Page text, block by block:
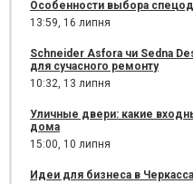
Особенности выбора
13:59, 16 липня
Schneider Asfora чи Sedna
для сучасного ремонту
10:32, 13 липня
Уличные двери: какие
дома
15:00, 10 липня
Идеи для бизнеса в